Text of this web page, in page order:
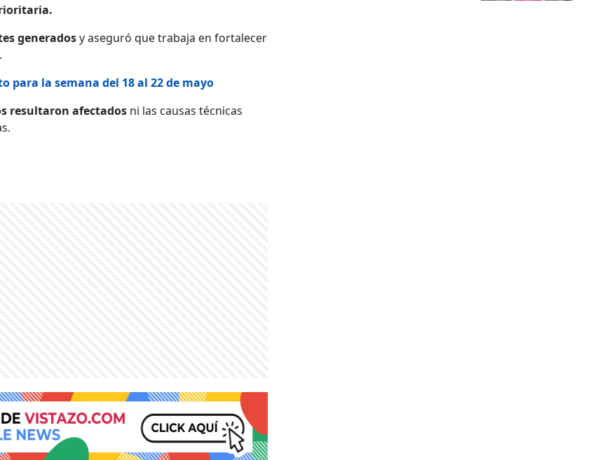
generadosy aseguró que trabaja en fortalecer
para la semana del 18 al 22 de mayo
resultaron afectados ni las causas técnicas